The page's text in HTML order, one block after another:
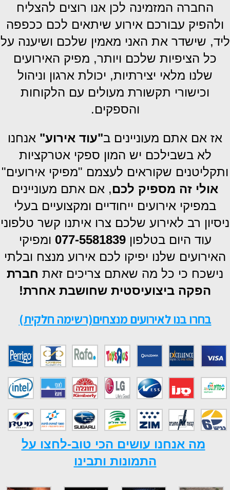
החברה המזמינה לכן אנו רוצים להצליח
ולהפיק עבורכם אירוע שיתאים לכם ככפפה
ליד, שישדר את האני מאמין שלכם ושיענה על
כל הציפיות שלכם ויותר, מפיק האירועים
שלנו מלאי יצירתיות, יכולת ארגון וניהול
וכישורי תקשורת מעולים עם הלקוחות
והספקים.
אז אם אתם מעוניינים ב"עוד אירוע" אנחנו
לא בשבילכם יש המון ספקי אטרקציות
ותקליטנים שקוראים לעצמם "מפיקי אירועים"
אולי זה מספיק לכם, אם אתם מעוניינים
במפיקי אירועים ייחודיים ומקצועיים בעלי
ניסיון רב לאירוע שלכם צרו איתנו קשר טלפוני
עוד היום בטלפון077-5581839 ומפיקי
האירועים שלנו יפיקו לכם אירוע מנצח ובלתי
נישכח כי כל מה שאתם צריכים זאת חברת
הפקה ביצועיסטית שחושבת אחרת!
בחרו בנו לאירועים מנצחים(רשימה חלקית)
מה אנחנו עושים הכי טוב-לחצו על
התמונות ותבינו